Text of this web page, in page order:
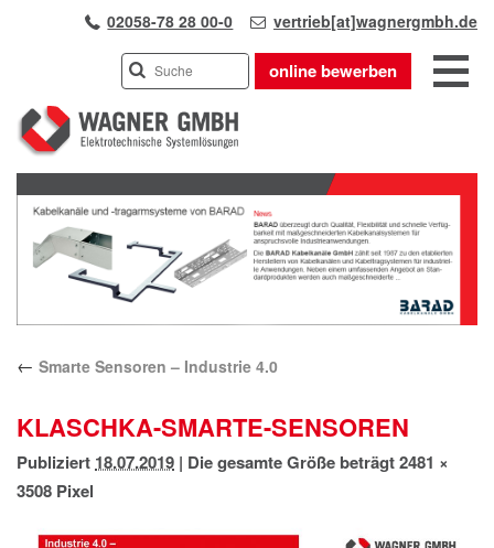
02058-78 28 00-0 vertrieb[at]wagnergmbh.de
online bewerben
INDUSTRIEVERTRETUNG
UNSER TEAM
WIR ÜBER UNS
KARRIERE
PRODUKTE
APPLIKATIONEN
KONTAKT
ANFAHRT
DATENSCHUTZ
Previous
Next
← Smarte Sensoren – Industrie 4.0
KLASCHKA-SMARTE-SENSOREN
Publiziert 18.07.2019 | Die gesamte Größe beträgt2481 ×
3508 Pixel